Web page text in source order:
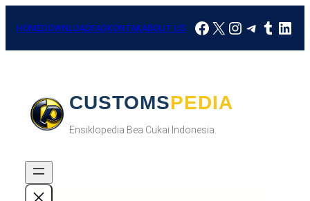
HOMEDOWNLOADFAQKONTAKABOUT US Facebook
X Instagram
CUSTOMSPEDIA
Ensiklopedia Bea Cukai Indonesia.